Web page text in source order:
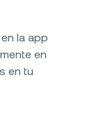
rápido y
son
forma fácil
la app
en
en tu